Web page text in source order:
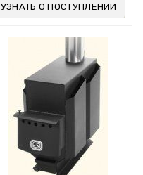
УЗНАТЬ О ПОСТУПЛЕНИИ